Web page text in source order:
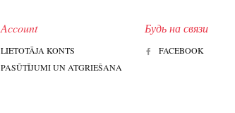
Account
LIETOTĀJA KONTS
PASŪTĪJUMI UN ATGRIEŠANA
Будь на связи
FACEBOOK